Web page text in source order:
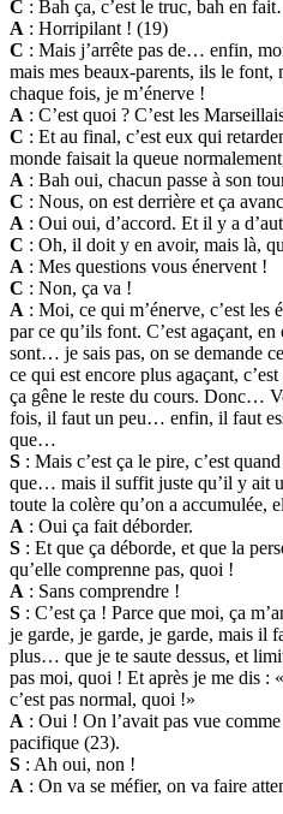
C : Bah ça, c’est le truc, bah en
A : Horripilant ! (19)
C : Mais j’arrête pas de… enfin,
mais mes beaux-parents, ils le
chaque fois, je m’énerve !
A : C’est quoi ? C’est les
C : Et au final, c’est eux qui
monde faisait la queue
A : Bah oui, chacun passe à son
C : Nous, on est derrière et ça
A : Oui oui, d’accord. Et il y a
C : Oh, il doit y en avoir, mais là,
A : Mes questions vous énervent !
C : Non, ça va !
A : Moi, ce qui m’énerve, c’est les
par ce qu’ils font. C’est agaçant,
sont… je sais pas, on se demande
ce qui est encore plus agaçant,
ça gêne le reste du cours. Donc…
fois, il faut un peu… enfin, il faut
que…
S : Mais c’est ça le pire, c’est
que… mais il suffit juste qu’il y ait
toute la colère qu’on a accumulée,
A : Oui ça fait déborder.
S : Et que ça déborde, et que la
qu’elle comprenne pas, quoi !
A : Sans comprendre !
S : C’est ça ! Parce que moi, ça
je garde, je garde, je garde, mais il
plus… que je te saute dessus, et
pas moi, quoi ! Et après je me dis :
c’est pas normal, quoi !»
A : Oui ! On l’avait pas vue
pacifique (23).
S : Ah oui, non !
A : On va se méfier, on va faire